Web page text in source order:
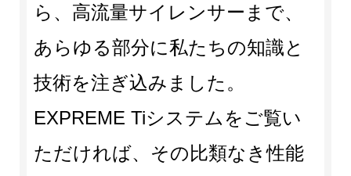
ら、高流量サイレンサーまで、
あらゆる部分に私たちの知識と
技術を注ぎ込みました。
EXPREME Tiシステムをご覧い
ただければ、その比類なき性能